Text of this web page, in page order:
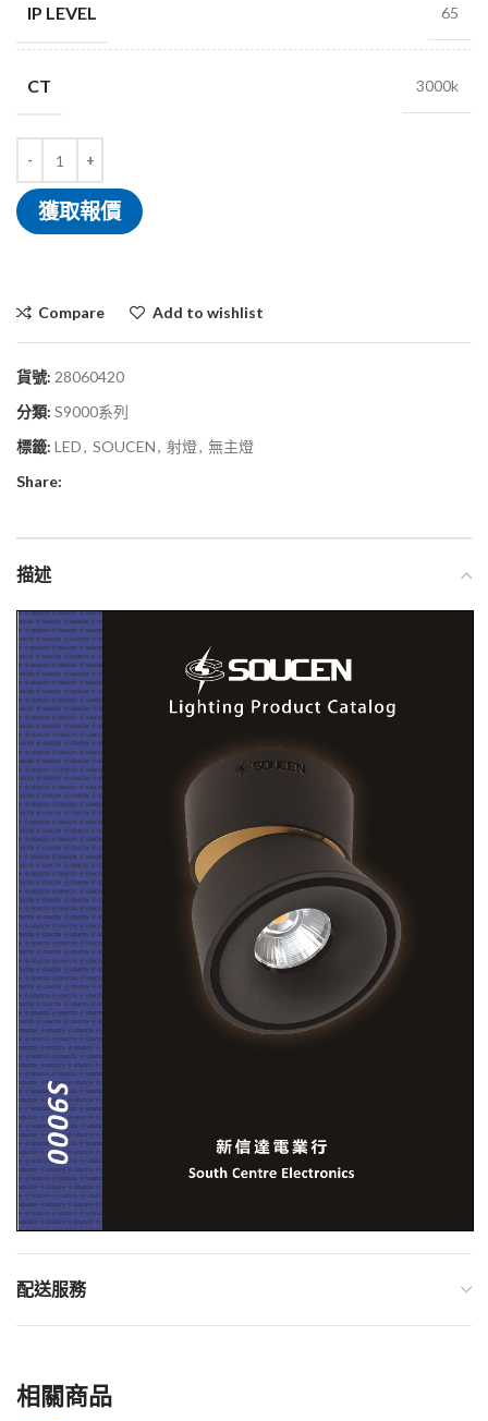
IP LEVEL 65
CT 3000k
獲取報價
Compare Add to wishlist
貨號: 28060420
分類: S9000系列
標籤: LED, SOUCEN, 射燈, 無主燈
Share:
描述
配送服務
相關商品